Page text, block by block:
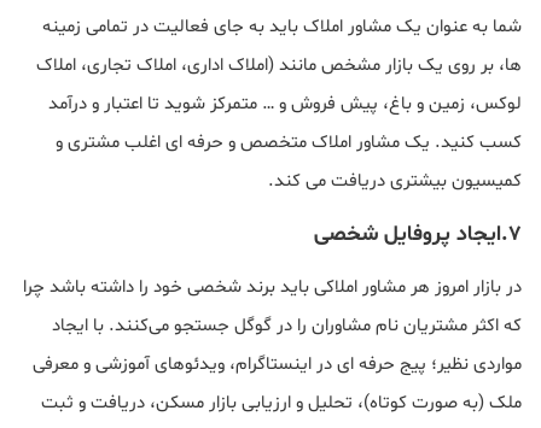
شما به عنوان یک مشاور املاک باید به جای فعالیت در تمامی زمینه
ها، بر روی یک بازار مشخص مانند (املاک اداری، املاک تجاری، املاک
لوکس، زمین و باغ، پیش فروش و … متمرکز شوید تا اعتبار ‌و درآمد
کسب کنید. یک مشاور املاک متخصص و حرفه ای اغلب مشتری و
کمیسیون بیشتری دریافت می کند.
۷.ایجاد پروفایل شخصی
در بازار امروز هر مشاور املاکی باید برند شخصی خود را داشته باشد چرا
که اکثر مشتریان نام مشاوران را در گوگل جستجو می‌کنند. با ایجاد
مواردی نظیر؛ پیج حرفه ای در اینستاگرام، ویدئوهای آموزشی و معرفی
ملک (به صورت کوتاه)، تحلیل ‌و ارزیابی بازار مسکن، دریافت و ثبت